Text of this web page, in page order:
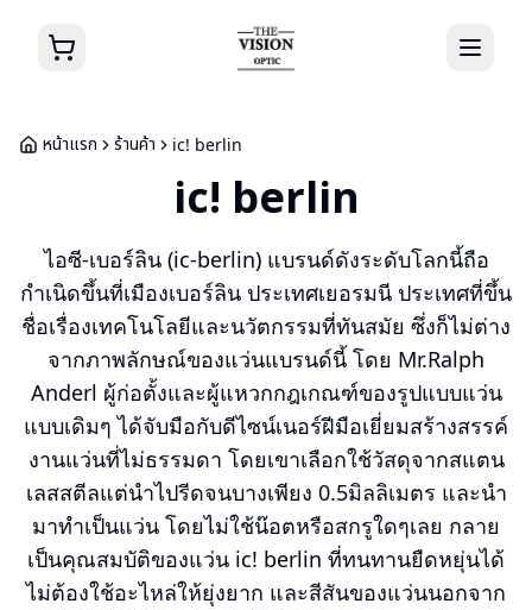
หน้าแรก ร้านค้า ic! berlin
ic! berlin
ไอซี-เบอร์ลิน (ic-berlin) แบรนด์ดังระดับโลกนี้ถือ
กำเนิดขึ้นที่เมืองเบอร์ลิน ประเทศเยอรมนี ประเทศที่ขึ้น
ชื่อเรื่องเทคโนโลยีและนวัตกรรมที่ทันสมัย ซึ่งก็ไม่ต่าง
จากภาพลักษณ์ของแว่นแบรนด์นี้ โดย Mr.Ralph
Anderl ผู้ก่อตั้งและผู้แหวกกฎเกณฑ์ของรูปแบบแว่น
แบบเดิมๆ ได้จับมือกับดีไซน์เนอร์ฝีมือเยี่ยมสร้างสรรค์
งานแว่นที่ไม่ธรรมดา โดยเขาเลือกใช้วัสดุจากสแตน
เลสสตีลแต่นำไปรีดจนบางเพียง 0.5มิลลิเมตร และนำ
มาทำเป็นแว่น โดยไม่ใช้น๊อตหรือสกรูใดๆเลย กลาย
เป็นคุณสมบัติของแว่น ic! berlin ที่ทนทานยืดหยุ่นได้
ไม่ต้องใช้อะไหล่ให้ยุ่งยาก และสีสันของแว่นนอกจาก